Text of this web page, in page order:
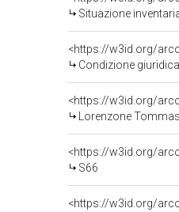
Situazione
<https://w3id.org/
Condizione
<https://w3id.org/
Lorenzone
<https://w3id.org/
S66
<https://w3id.org/